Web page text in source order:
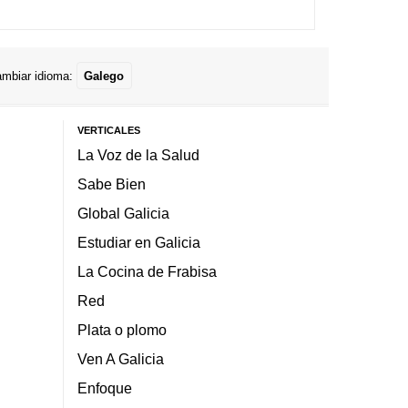
idioma: Galego
VERTICALES
La Voz de la Salud
Sabe Bien
Global Galicia
Estudiar en Galicia
La Cocina de Frabisa
Red
Plata o plomo
Ven A Galicia
Enfoque